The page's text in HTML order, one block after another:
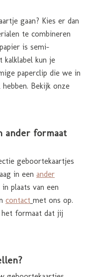
gaan? Kies er dan
te combineren
is semi-
kalklabel kun je
paperclip die we in
Bekijk onze
ander formaat
geboortekaartjes
in een ander
plaats van een
contact met ons op.
formaat dat jij